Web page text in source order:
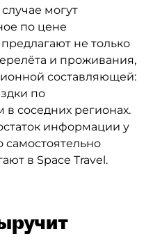
могут
по цене
не только
и проживания,
составляющей:
по
в соседних регионах.
информации у
самостоятельно
в Space Travel.